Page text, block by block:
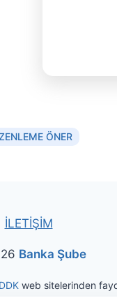
ÖNER
İLETİŞİM
Banka Şube
web sitelerinden